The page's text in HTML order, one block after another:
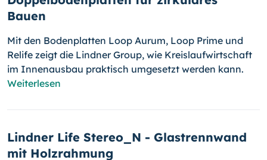
Bauen
Mit den Bodenplatten Loop Aurum, Loop Prime und
Relife zeigt die Lindner Group, wie Kreislaufwirtschaft
im Innenausbau praktisch umgesetzt werden kann.
Weiterlesen
Lindner Life Stereo_N - Glastrennwand
mit Holzrahmung